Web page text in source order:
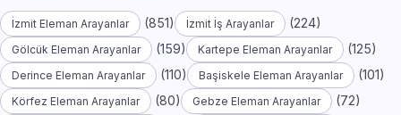
İzmit Eleman Arayanlar (851) İzmit İş Arayanlar (224)
Gölcük Eleman Arayanlar (159) Kartepe Eleman Arayanlar (125)
Derince Eleman Arayanlar (110) Başiskele Eleman Arayanlar (101)
Körfez Eleman Arayanlar (80) Gebze Eleman Arayanlar (72)